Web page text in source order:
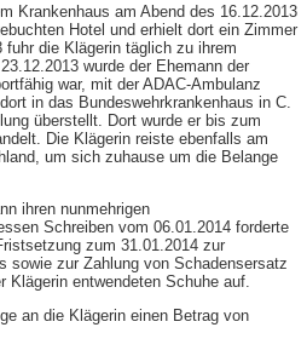
Krankenhaus am Abend des 16.12.2013
Hotel und erhielt dort ein Zimmer
die Klägerin täglich zu ihrem
wurde der Ehemann der
war, mit der ADAC-Ambulanz
in das Bundeswehrkrankenhaus in C.
überstellt. Dort wurde er bis zum
Die Klägerin reiste ebenfalls am
um sich zuhause um die Belange
ihren nunmehrigen
Schreiben vom 06.01.2014 forderte
zum 31.01.2014 zur
sowie zur Zahlung von Schadensersatz
entwendeten Schuhe auf.
an die Klägerin einen Betrag von